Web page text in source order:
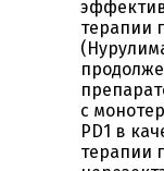
терапии
с
PD1 в
терапии